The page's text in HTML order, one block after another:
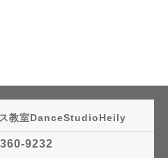
ス教室DanceStudioHeily
9232